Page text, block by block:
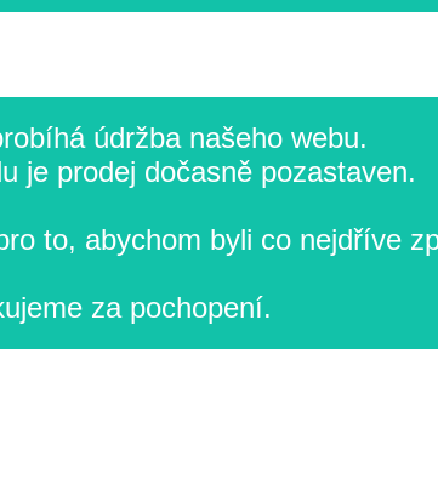
údržba našeho webu.
je prodej dočasně pozastaven.
to, abychom byli co nejdříve
za pochopení.